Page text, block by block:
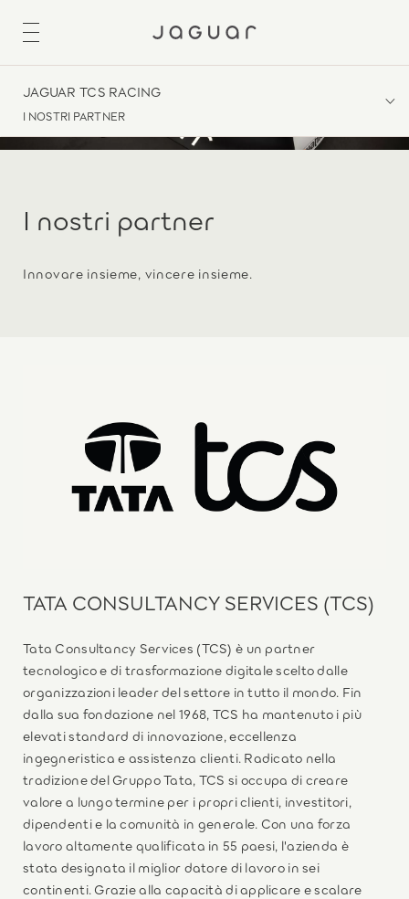
JAGUAR TCS RACING
I NOSTRI PARTNER
I nostri partner
Innovare insieme, vincere insieme.
TATA CONSULTANCY SERVICES (TCS)
Tata Consultancy Services (TCS) è un partner
tecnologico e di trasformazione digitale scelto dalle
organizzazioni leader del settore in tutto il mondo. Fin
dalla sua fondazione nel 1968, TCS ha mantenuto i più
elevati standard di innovazione, eccellenza
ingegneristica e assistenza clienti. Radicato nella
tradizione del Gruppo Tata, TCS si occupa di creare
valore a lungo termine per i propri clienti, investitori,
dipendenti e la comunità in generale. Con una forza
lavoro altamente qualificata in 55 paesi, l'azienda è
stata designata il miglior datore di lavoro in sei
continenti. Grazie alla capacità di applicare e scalare